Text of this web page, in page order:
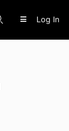
Log In